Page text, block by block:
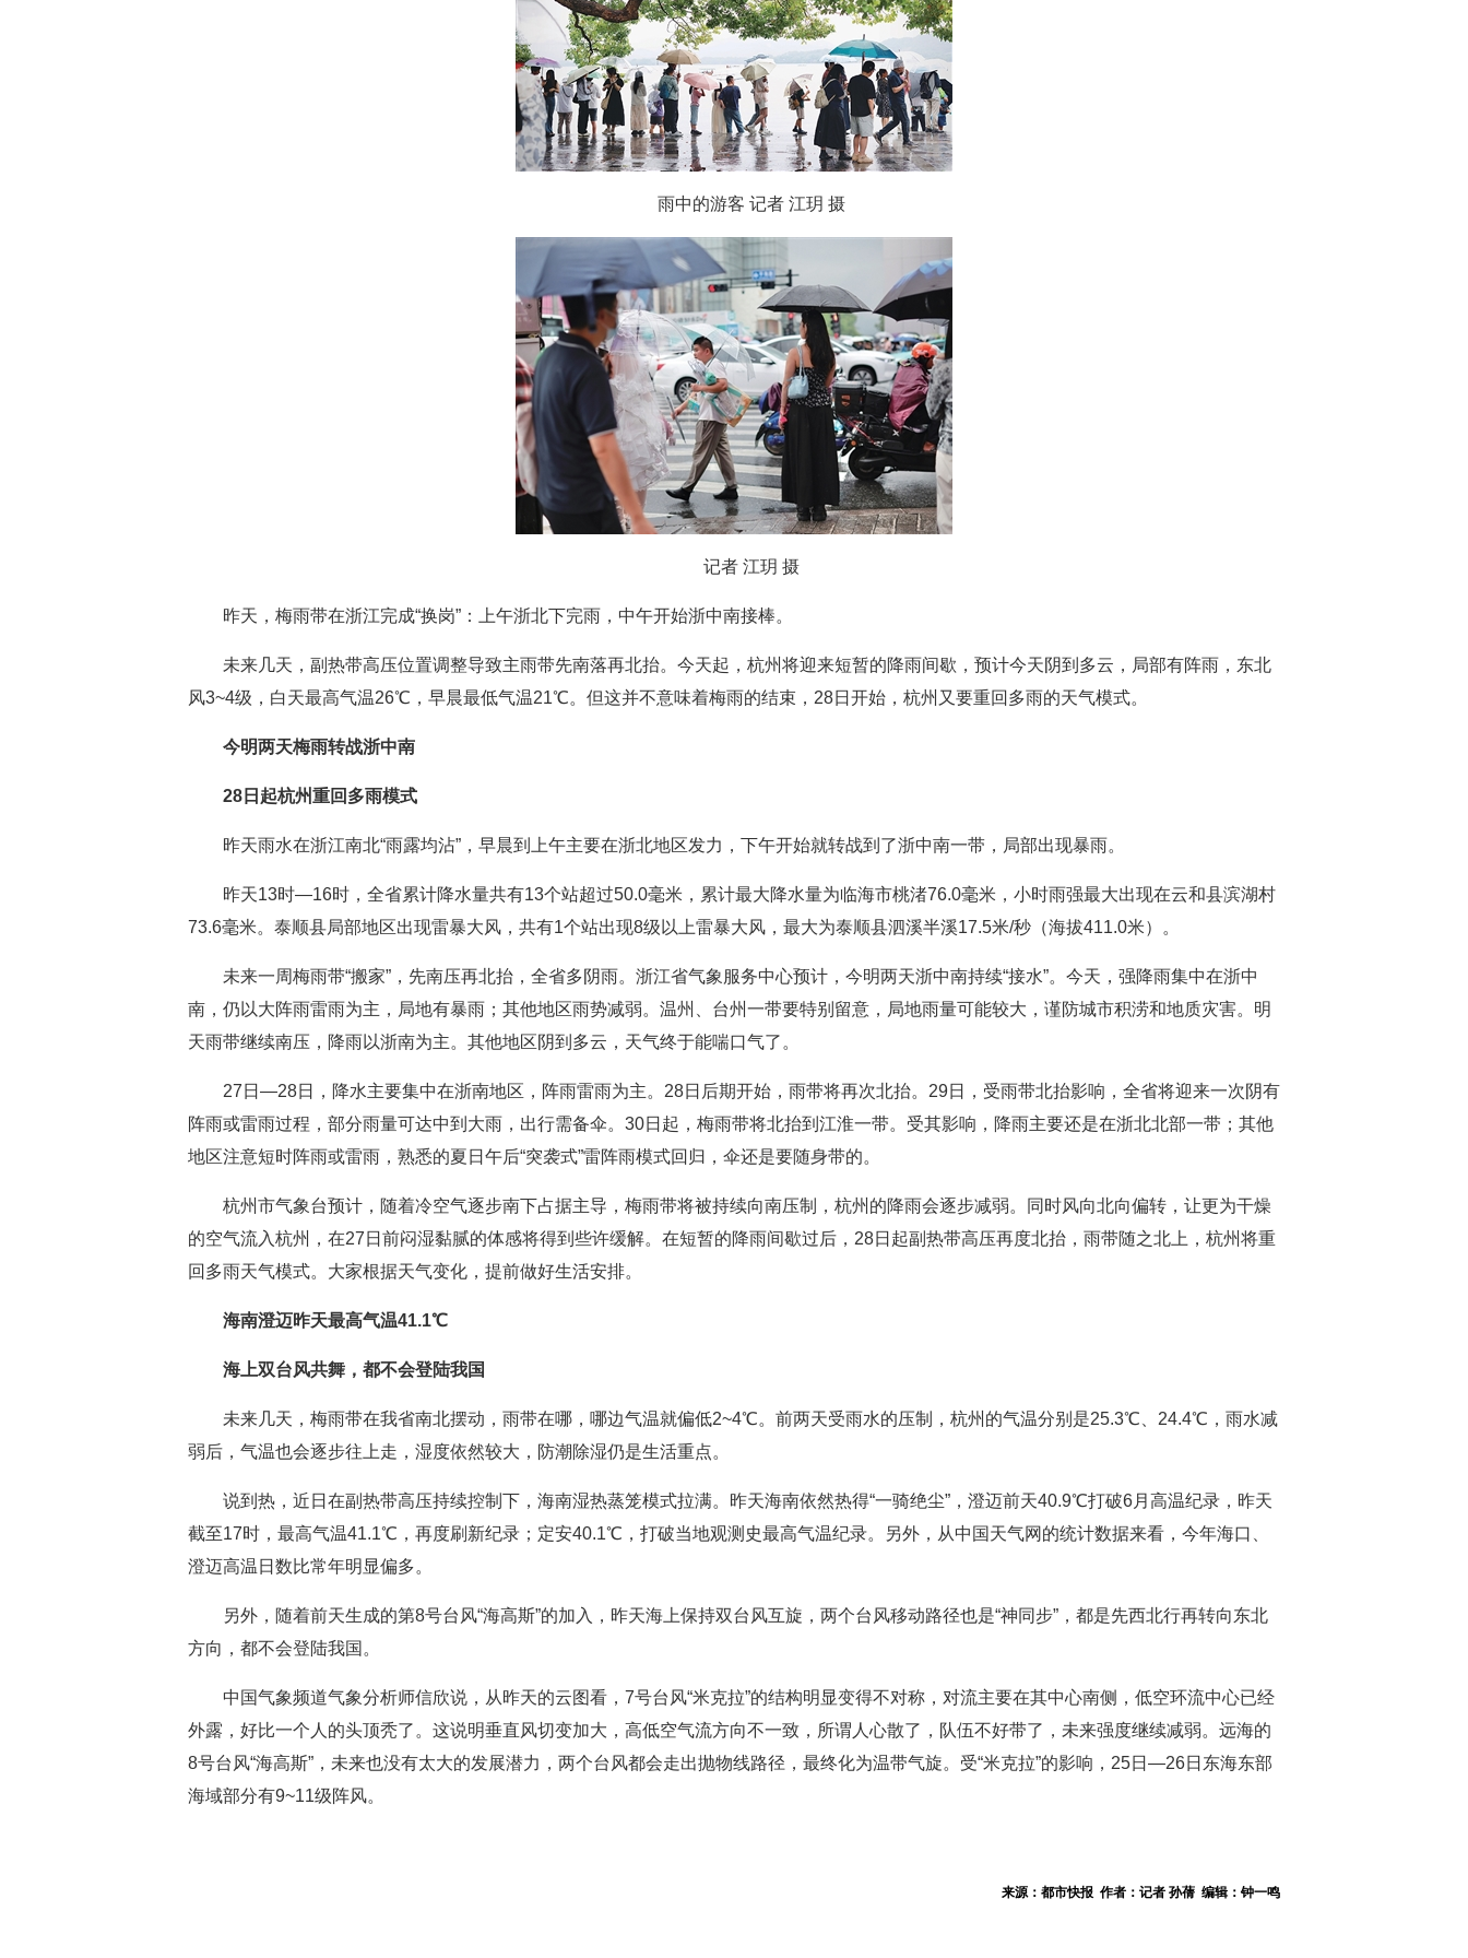
雨中的游客 记者 江玥 摄
记者 江玥 摄
昨天，梅雨带在浙江完成“换岗”：上午浙北下完雨，中午开始浙中南接棒。
未来几天，副热带高压位置调整导致主雨带先南落再北抬。今天起，杭州将迎来短暂的降雨间歇，预计今天阴到多云，局部有阵雨，东北
风3~4级，白天最高气温26℃，早晨最低气温21℃。但这并不意味着梅雨的结束，28日开始，杭州又要重回多雨的天气模式。
今明两天梅雨转战浙中南
28日起杭州重回多雨模式
昨天雨水在浙江南北“雨露均沾”，早晨到上午主要在浙北地区发力，下午开始就转战到了浙中南一带，局部出现暴雨。
昨天13时—16时，全省累计降水量共有13个站超过50.0毫米，累计最大降水量为临海市桃渚76.0毫米，小时雨强最大出现在云和县滨湖村
73.6毫米。泰顺县局部地区出现雷暴大风，共有1个站出现8级以上雷暴大风，最大为泰顺县泗溪半溪17.5米/秒（海拔411.0米）。
未来一周梅雨带“搬家”，先南压再北抬，全省多阴雨。浙江省气象服务中心预计，今明两天浙中南持续“接水”。今天，强降雨集中在浙中
南，仍以大阵雨雷雨为主，局地有暴雨；其他地区雨势减弱。温州、台州一带要特别留意，局地雨量可能较大，谨防城市积涝和地质灾害。明
天雨带继续南压，降雨以浙南为主。其他地区阴到多云，天气终于能喘口气了。
27日—28日，降水主要集中在浙南地区，阵雨雷雨为主。28日后期开始，雨带将再次北抬。29日，受雨带北抬影响，全省将迎来一次阴有
阵雨或雷雨过程，部分雨量可达中到大雨，出行需备伞。30日起，梅雨带将北抬到江淮一带。受其影响，降雨主要还是在浙北北部一带；其他
地区注意短时阵雨或雷雨，熟悉的夏日午后“突袭式”雷阵雨模式回归，伞还是要随身带的。
杭州市气象台预计，随着冷空气逐步南下占据主导，梅雨带将被持续向南压制，杭州的降雨会逐步减弱。同时风向北向偏转，让更为干燥
的空气流入杭州，在27日前闷湿黏腻的体感将得到些许缓解。在短暂的降雨间歇过后，28日起副热带高压再度北抬，雨带随之北上，杭州将重
回多雨天气模式。大家根据天气变化，提前做好生活安排。
海南澄迈昨天最高气温41.1℃
海上双台风共舞，都不会登陆我国
未来几天，梅雨带在我省南北摆动，雨带在哪，哪边气温就偏低2~4℃。前两天受雨水的压制，杭州的气温分别是25.3℃、24.4℃，雨水减
弱后，气温也会逐步往上走，湿度依然较大，防潮除湿仍是生活重点。
说到热，近日在副热带高压持续控制下，海南湿热蒸笼模式拉满。昨天海南依然热得“一骑绝尘”，澄迈前天40.9℃打破6月高温纪录，昨天
截至17时，最高气温41.1℃，再度刷新纪录；定安40.1℃，打破当地观测史最高气温纪录。另外，从中国天气网的统计数据来看，今年海口、
澄迈高温日数比常年明显偏多。
另外，随着前天生成的第8号台风“海高斯”的加入，昨天海上保持双台风互旋，两个台风移动路径也是“神同步”，都是先西北行再转向东北
方向，都不会登陆我国。
中国气象频道气象分析师信欣说，从昨天的云图看，7号台风“米克拉”的结构明显变得不对称，对流主要在其中心南侧，低空环流中心已经
外露，好比一个人的头顶秃了。这说明垂直风切变加大，高低空气流方向不一致，所谓人心散了，队伍不好带了，未来强度继续减弱。远海的
8号台风“海高斯”，未来也没有太大的发展潜力，两个台风都会走出抛物线路径，最终化为温带气旋。受“米克拉”的影响，25日—26日东海东部
海域部分有9~11级阵风。
来源：都市快报 作者：记者 孙蒨 编辑：钟一鸣